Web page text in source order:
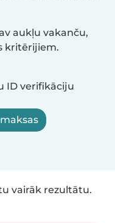
aukļu vakanču,
kritērijiem.
ID verifikāciju
vairāk rezultātu.